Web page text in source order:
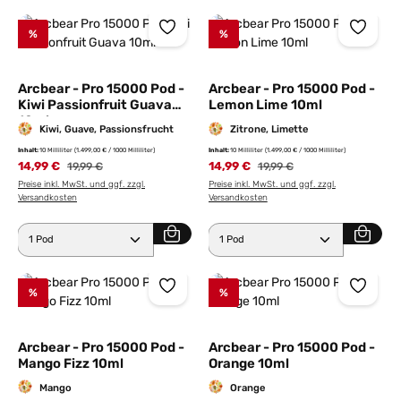
%
Arcbear - Pro 15000 Pod -
Kiwi Passionfruit Guava
10ml
Kiwi, Guave, Passionsfrucht
Inhalt:10 Milliliter (1.499,00 € / 1000 Milliliter)
14,99 € Regulärer Preis:
19,99 €
Preise inkl. MwSt. und ggf. zzgl.
Versandkosten
Produkt Anzahl: Gib den gewünschten Wert ein
%
Arcbear - Pro 15000 Pod -
Lemon Lime 10ml
Zitrone, Limette
Inhalt:10 Milliliter (1.499,00 € / 1000 Milliliter)
14,99 € Regulärer Preis:
19,99 €
Preise inkl. MwSt. und ggf. zzgl.
Versandkosten
Produkt Anzahl: Gib den
%
Arcbear - Pro 15000 Pod -
Mango Fizz 10ml
Mango
%
Arcbear - Pro 15000 Pod -
Orange 10ml
Orange